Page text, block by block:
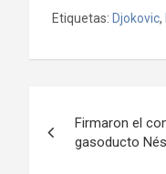
ce
b
o
k
tt
er
Etiquetas: Djokovic,
de
Firmaron el
gasoducto